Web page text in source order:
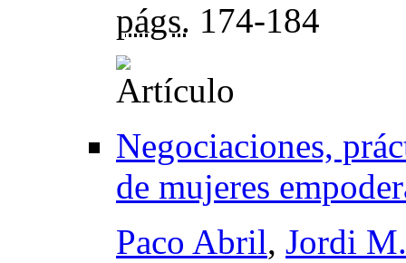
págs. 174-184
Negociaciones,
de mujeres
Paco Abril, Jordi